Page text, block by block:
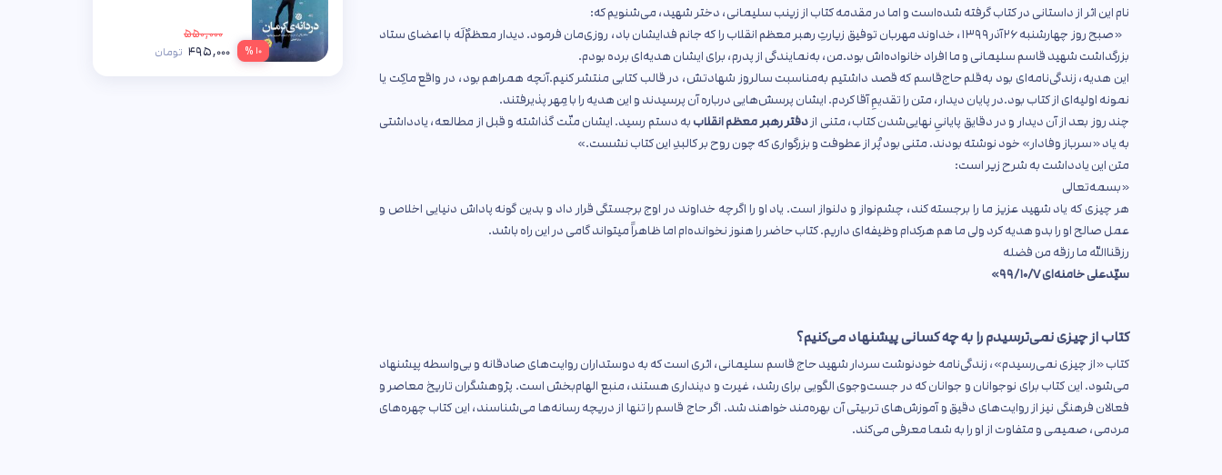
نام این اثر از داستانی در کتاب گرفته شده‌است و اما در مقدمه کتاب از زینب سلیمانی، دختر شهید، می‌شنویم که:
«صبح روز چهارشنبه ۲۶آذر۱۳۹۹، خداوند مهربان توفیق زیارتِ رهبر معظم انقلاب را که جانم فدایشان باد، روزی‌مان فرمود. دیدار معظمٌ‌لَه با اعضای ستاد
بزرگداشت شهید قاسم سلیمانی و ما افراد خانواده‌اش بود.من، به‌نمایندگی از پدرم، برای ایشان هدیه‌ای برده بودم.
این هدیه، زندگی‌نامه‌ای بود به‌قلم حاج‌قاسم که قصد داشتیم به‌مناسبت سالروز شهادتش، در قالب کتابی منتشر کنیم.آنچه همراهم بود، در واقع ماکِت یا
نمونه اولیه‌ای از کتاب بود.در پایان دیدار، متن را تقدیمِ آقا کردم. ایشان پرسش‌هایی درباره آن پرسیدند و این هدیه را با مِهر پذیرفتند.
چند روز بعد از آن دیدار و در دقایق پایانیِ نهایی‌شدن کتاب، متنی ازدفتر رهبر معظم انقلاب به دستم رسید. ایشان منّت گذاشته و قبل از مطالعه، یادداشتی
به یاد «سرباز وفادار» خود نوشته بودند. متنی بود پُر از عطوفت و بزرگواری که چون روح بر کالبدِ این کتاب نشست.»
متن این یادداشت به شرح زیر است:
«بسمه‌تعالی
هر چیزی که یاد شهید عزیز ما را برجسته کند، چشم‌نواز و دلنواز است. یاد او را اگرچه خداوند در اوج برجستگی قرار داد و بدین گونه پاداش دنیایی اخلاص و
عمل صالح او را بدو هدیه کرد ولی ما هم هرکدام وظیفه‌ای داریم. کتاب حاضر را هنوز نخوانده‌ام اما ظاهراً میتواند گامی در این راه باشد.
رزقناالله ما رزقه من فضله
سیّدعلی خامنه‌ای ۹۹/۱۰/۷»
کتاب از چیزی نمی‌ترسیدم را به چه کسانی پیشنهاد می‌کنیم؟
کتاب «از چیزی نمی‌رسیدم»، زندگی‌نامه خودنوشت سردار شهید حاج قاسم سلیمانی، اثری است که به دوستداران روایت‌های صادقانه و بی‌واسطه پیشنهاد
می‌شود. این کتاب برای نوجوانان و جوانان که در جست‌وجوی الگویی برای رشد، غیرت و دینداری هستند، منبع الهام‌بخش است. پژوهشگران تاریخ معاصر و
فعالان فرهنگی نیز از روایت‌های دقیق و آموزش‌های تربیتی آن بهره‌مند خواهند شد. اگر حاج قاسم را تنها از دریچه رسانه‌ها می‌شناسند، این کتاب چهره‌های
مردمی، صمیمی و متفاوت از او را به شما معرفی می‌کند.
۱۰ %
۵۵۰,۰۰۰
۴۹۵,۰۰۰ تومان